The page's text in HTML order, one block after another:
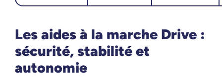
Les aides à la marche Drive :
sécurité, stabilité et
autonomie